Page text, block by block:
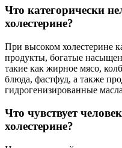
Что категорически
холестерине?
При высоком холестерине
продукты, богатые
такие как жирное мясо,
блюда, фастфуд, а также
гидрогенизированные
Что чувствует
холестерине?